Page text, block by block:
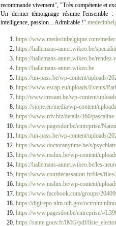
recommande vivement", "Très compétente et
Un dernier témoignage résume
intelligence, passion... Admirable !".
https://www.medecinbelgique.com/
https://hallemans-annet.wikeo.be/
https://hallemans-annet.wikeo.be/
https://hallemans-annet.wikeo.be
https://un-pass.be/wp-content/uploads/
https://www.escap.eu/uploads/Events/
http://www.cresam.be/wp-content/
https://siope.eu/media/wp-content/
https://www.rdv.biz/details/360/
https://www.pagesdor.be/entreprise/
https://un-pass.be/wp-content/uploads/
https://www.doctoranytime.be/s/
https://www.mslux.be/wp-content/
https://hallemans-annet.wikeo.be/les-
https://www.courdecassation.fr/files/
https://www.mslux.be/wp-content/
https://www.facebook.com/groups/
https://digirepo.nlm.nih.gov/ocr/
https://www.pagesdor.be/entreprise/-/
https://sante.gouv.fr/IMG/pdf/